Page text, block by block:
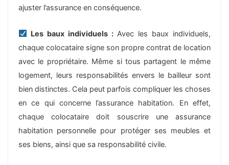
ajuster l’assurance en conséquence.
Les baux individuels :Avec les baux individuels,
chaque colocataire signe son propre contrat de location
avec le propriétaire. Même si tous partagent le même
logement, leurs responsabilités envers le bailleur sont
bien distinctes. Cela peut parfois compliquer les choses
en ce qui concerne l’assurance habitation. En effet,
chaque colocataire doit souscrire une assurance
habitation personnelle pour protéger ses meubles et
ses biens, ainsi que sa responsabilité civile.